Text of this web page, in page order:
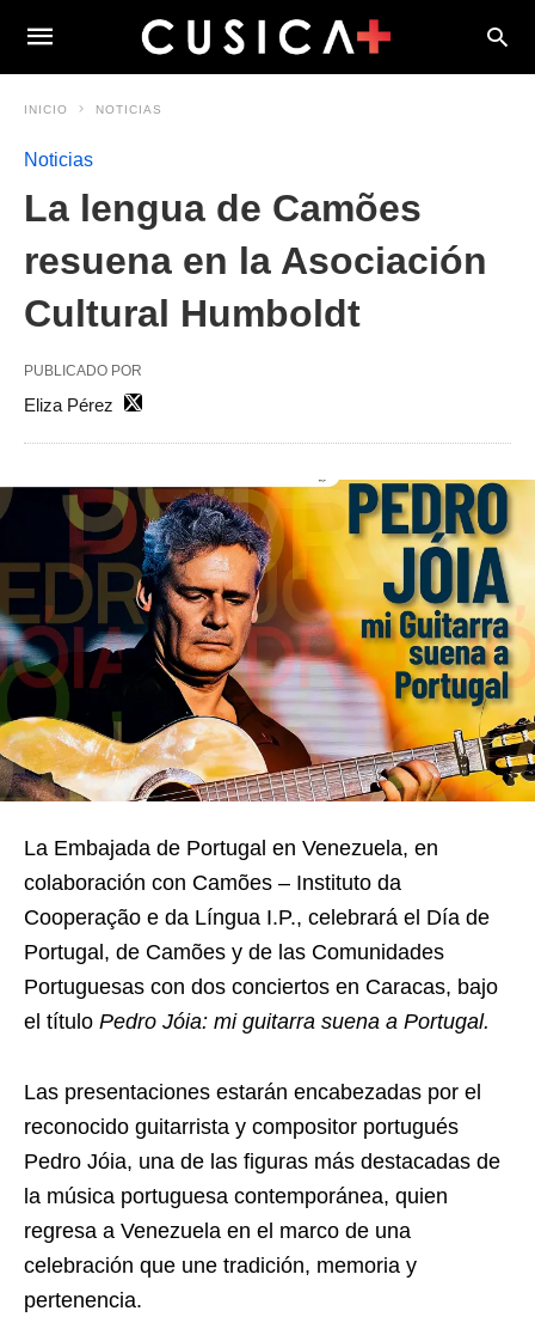
INICIO NOTICIAS
Noticias
La lengua de Camões
resuena en la Asociación
Cultural Humboldt
PUBLICADO POR
Eliza Pérez
La Embajada de Portugal en Venezuela, en
colaboración con Camões – Instituto da
Cooperação e da Língua I.P., celebrará el Día de
Portugal, de Camões y de las Comunidades
Portuguesas con dos conciertos en Caracas, bajo
el título Pedro Jóia: mi guitarra suena a Portugal.
Las presentaciones estarán encabezadas por el
reconocido guitarrista y compositor portugués
Pedro Jóia, una de las figuras más destacadas de
la música portuguesa contemporánea, quien
regresa a Venezuela en el marco de una
celebración que une tradición, memoria y
pertenencia.